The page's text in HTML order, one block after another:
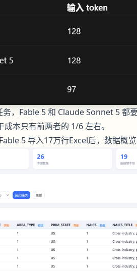
务，Fable 5 和 Claude Sonnet 5 都
本只有前两者的 1/6 左右。
5 导入17万行Excel后，数据概览